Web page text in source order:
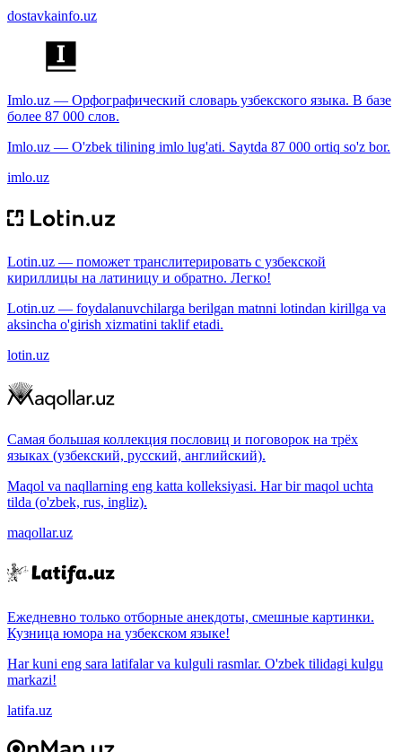
dostavkainfo.uz
Imlo.uz — Орфографический словарь узбекского языка. В базе
более 87 000 слов.
Imlo.uz — O'zbek tilining imlo lug'ati. Saytda 87 000 ortiq so'z bor.
imlo.uz
Lotin.uz — поможет транслитерировать с узбекской
кириллицы на латиницу и обратно. Легко!
Lotin.uz — foydalanuvchilarga berilgan matnni lotindan kirillga va
aksincha o'girish xizmatini taklif etadi.
lotin.uz
Самая большая коллекция пословиц и поговорок на трёх
языках (узбекский, русский, английский).
Maqol va naqllarning eng katta kolleksiyasi. Har bir maqol uchta
tilda (o'zbek, rus, ingliz).
maqollar.uz
Ежедневно только отборные анекдоты, смешные картинки.
Кузница юмора на узбекском языке!
Har kuni eng sara latifalar va kulguli rasmlar. O'zbek tilidagi kulgu
markazi!
latifa.uz